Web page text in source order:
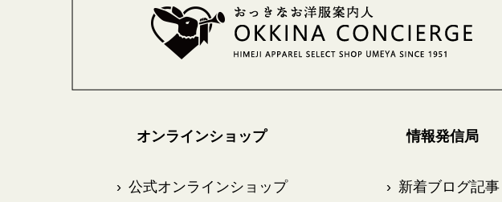
オンラインショップ
›公式オンラインショップ
情報発信局
›新着ブログ記事